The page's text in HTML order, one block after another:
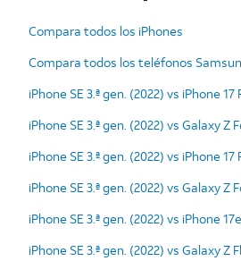
Compara todos los iPhones
Compara todos los teléfonos
iPhone SE 3.ª gen. (2022) vs iPhone 17
iPhone SE 3.ª gen. (2022) vs Galaxy Z
iPhone SE 3.ª gen. (2022) vs iPhone 17
iPhone SE 3.ª gen. (2022) vs Galaxy Z
iPhone SE 3.ª gen. (2022) vs iPhone 17e
iPhone SE 3.ª gen. (2022) vs Galaxy Z